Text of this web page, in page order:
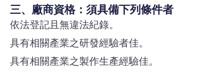
三、廠商資格：須具備下列條件者
依法登記且無違法紀錄。
具有相關產業之研發經驗者佳。
具有相關產業之製作生產經驗佳。